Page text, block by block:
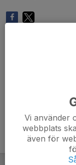
Vi använder
webbplats
även för